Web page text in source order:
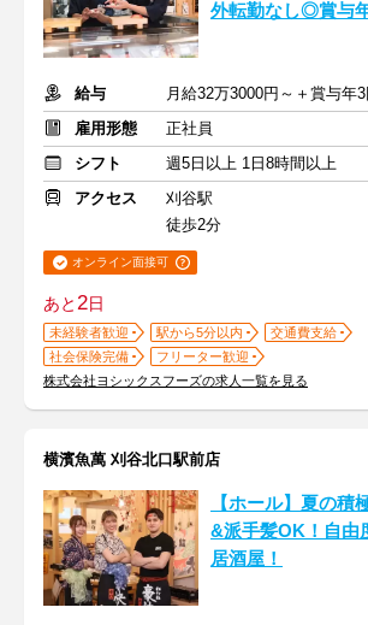
外転勤なし◎賞与
給与
月給32万3000円～＋賞与年3
雇用形態
正社員
シフト
週5日以上 1日8時間以上
アクセス
刈谷駅
徒歩2分
オンライン面接可
あと2日
未経験者歓迎 駅から5分以内
交通費支給
社会保険完備
フリーター歓迎
株式会社ヨシックスフーズの求人一覧を見る
横濱魚萬 刈谷北口駅前店
【ホール】夏の積
&派手髪OK！自由
居酒屋！